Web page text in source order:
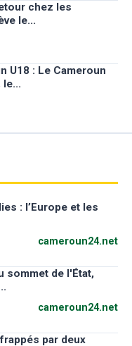
chez les
le...
U18 : Le Cameroun
le...
: l’Europe et les
cameroun24.net
sommet de l'État,
cameroun24.net
par deux